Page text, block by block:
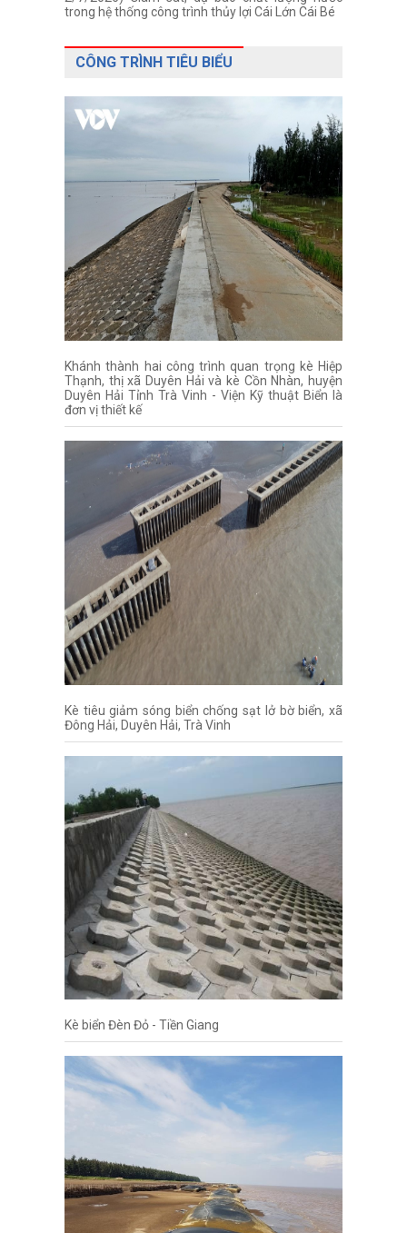
trong hệ thống công trình thủy lợi Cái Lớn Cái Bé
CÔNG TRÌNH TIÊU BIỂU
Khánh thành hai công trình quan trọng kè Hiệp
Thạnh, thị xã Duyên Hải và kè Cồn Nhàn, huyện
Duyên Hải Tỉnh Trà Vinh - Viện Kỹ thuật Biển là
đơn vị thiết kế
Kè tiêu giảm sóng biển chống sạt lở bờ biển, xã
Đông Hải, Duyên Hải, Trà Vinh
Kè biển Đèn Đỏ - Tiền Giang